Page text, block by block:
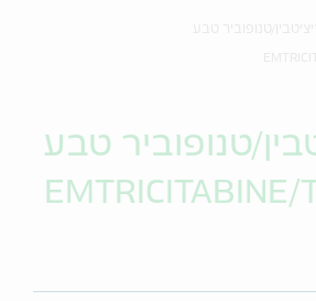
טנופוביר טבע
EMTRICITABINE/